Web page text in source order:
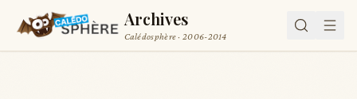
Archives
Calédosphère · 2006-2014